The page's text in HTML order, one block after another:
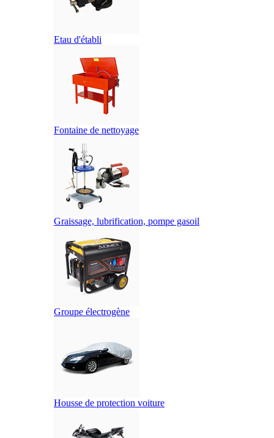
Etau d'établi
Fontaine de nettoyage
Graissage, lubrification, pompe gasoil
Groupe électrogène
Housse de protection voiture